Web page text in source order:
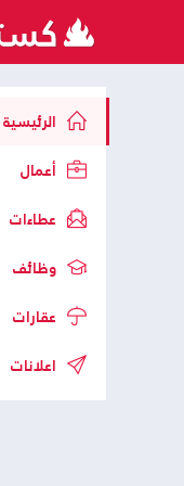
الرئيسية
أعمال
عطاءات
وظائف
عقارات
اعلانات